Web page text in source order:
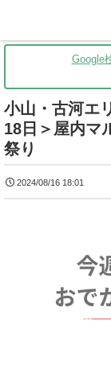
Google
小山・古河エ
18日＞屋内マ
祭り
2024/08/16 18:01